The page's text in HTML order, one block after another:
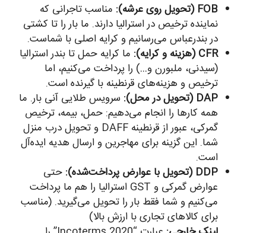
FOB (تحویل روی عرشه):
مناسب تاجرانی که
نماینده ترخیص در استرالیا دارند. ما بار را تا کشتی
در بندرعباس می‌رسانیم و کرایه اصلی با شماست.
CFR (هزینه و کرایه):
ما کرایه حمل تا بندر استرالیا
(سیدنی، ملبورن و…) را پرداخت می‌کنیم، اما
ترخیص و هزینه‌های قرنطینه با گیرنده است.
DAP (تحویل در محل):
سرویس طلایی آنی بار. ما
همه کارها را انجام می‌دهیم: حمل، بیمه، ترخیص
گمرکی، عبور از قرنطینه DAFF و تحویل درب منزل
شما. این گزینه برای مهاجرین و ارسال هدیه ایده‌آل
است.
DDP (تحویل با عوارض پرداخت‌شده):
حتی
عوارض گمرکی و GST استرالیا را هم ما پرداخت
می‌کنیم و شما فقط بار را تحویل می‌گیرید. (مناسب
برای کالاهای تجاری با ارزش بالا)